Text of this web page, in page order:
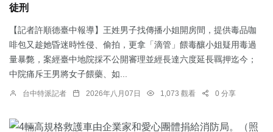
徒刑
【記者許順德臺中報導】王姓男子找傳播小姐開房間，提供毒品咖
啡包又趁她昏迷時性侵、偷拍，更拿「滴管」餵毒釀小姐疑用毒過
量暴斃，案經臺中地院採不公開審理並經長達六度延長羈押迄今；
中院痛斥王男將女子餵藥、如...
台中特派記者 2026年八月07日 1,073 觀看 0 分享